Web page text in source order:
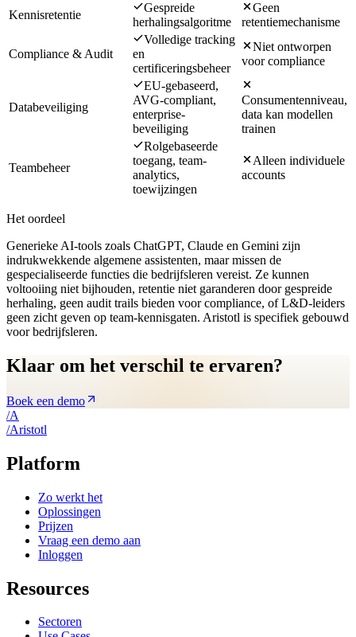
Kennisretentie
Gespreide
herhalingsalgoritme
Geen
retentiemechanisme
Compliance & Audit
Volledige tracking
en
certificeringsbeheer
Niet ontworpen
voor compliance
Databeveiliging
EU-gebaseerd,
AVG-compliant,
enterprise-
beveiliging
Consumentenniveau,
data kan modellen
trainen
Teambeheer
Rolgebaseerde
toegang, team-
analytics,
toewijzingen
Alleen individuele
accounts
Het oordeel
Generieke AI-tools zoals ChatGPT, Claude en Gemini zijn
indrukwekkende algemene assistenten, maar missen de
gespecialiseerde functies die bedrijfsleren vereist. Ze kunnen
voltooiing niet bijhouden, retentie niet garanderen door gespreide
herhaling, geen audit trails bieden voor compliance, of L&D-leiders
geen zicht geven op team-kennisgaten. Aristotl is specifiek gebouwd
voor bedrijfsleren.
Klaar om het verschil te ervaren?
Boek een demo
/A
/Aristotl
Platform
Zo werkt het
Oplossingen
Prijzen
Vraag een demo aan
Inloggen
Resources
Sectoren